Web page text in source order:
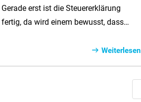
der Steuer absetzen
Gerade erst ist die Steuererklärung
fertig, da wird einem bewusst, dass
die nächste sammelt. Belege für dies
und das und die Versicherung.
Weiterlesen